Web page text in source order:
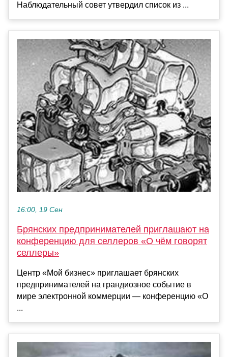
Наблюдательный совет утвердил список из ...
16:00, 19 Сен
Брянских предпринимателей приглашают на
конференцию для селлеров «О чём говорят
селлеры»
Центр «Мой бизнес» приглашает брянских
предпринимателей на грандиозное событие в
мире электронной коммерции — конференцию «О
...